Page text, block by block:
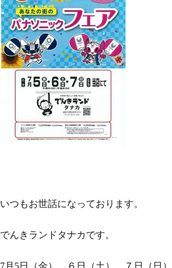
いつもお世話になっております。
でんきランドタナカです。